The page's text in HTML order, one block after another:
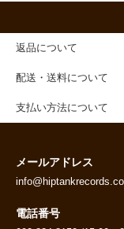
返品について
配送・送料について
支払い方法について
メールアドレス
電話番号